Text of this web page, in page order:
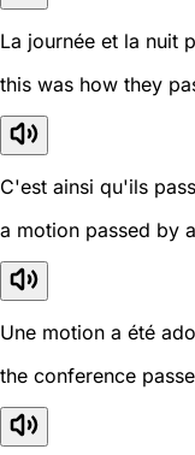
La journée et la nuit
this was how they
C'est ainsi qu'ils
a motion passed by
Une motion a été
the conference